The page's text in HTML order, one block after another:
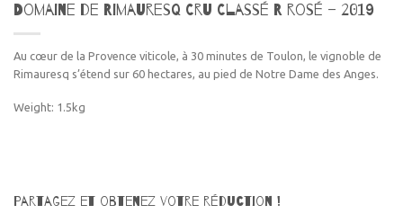
Domaine de Rimauresq Cru Classé R rosé – 2019
Au cœur de la Provence viticole, à 30 minutes de Toulon, le vignoble de
Rimauresq s’étend sur 60 hectares, au pied de Notre Dame des Anges.
Weight: 1.5kg
Partagez et obtenez votre réduction !